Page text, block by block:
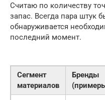
Считаю по количеству
запас. Всегда пара штук
обнаруживается
последний момент.
Сегмент
материалов
Бренды